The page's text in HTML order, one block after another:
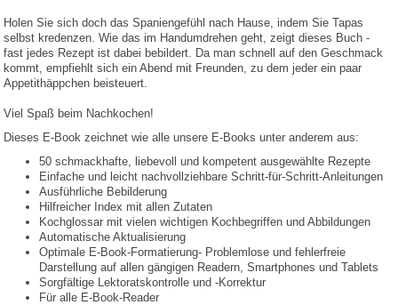
Holen Sie sich doch das Spaniengefühl nach Hause, indem Sie Tapas
selbst kredenzen. Wie das im Handumdrehen geht, zeigt dieses Buch -
fast jedes Rezept ist dabei bebildert. Da man schnell auf den Geschmack
kommt, empfiehlt sich ein Abend mit Freunden, zu dem jeder ein paar
Appetithäppchen beisteuert.
Viel Spaß beim Nachkochen!
Dieses E-Book zeichnet wie alle unsere E-Books unter anderem aus:
50 schmackhafte, liebevoll und kompetent ausgewählte Rezepte
Einfache und leicht nachvollziehbare Schritt-für-Schritt-Anleitungen
Ausführliche Bebilderung
Hilfreicher Index mit allen Zutaten
Kochglossar mit vielen wichtigen Kochbegriffen und Abbildungen
Automatische Aktualisierung
Optimale E-Book-Formatierung- Problemlose und fehlerfreie
Darstellung auf allen gängigen Readern, Smartphones und Tablets
Sorgfältige Lektoratskontrolle und -Korrektur
Für alle E-Book-Reader